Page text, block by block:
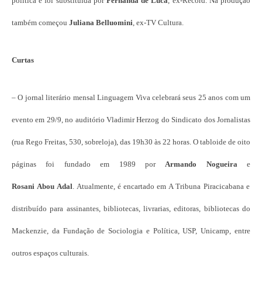
também começou Juliana Belluomini , ex-TV Cultura.
Curtas
– O jornal literário mensal Linguagem Viva celebrará seus 25 anos com um
evento em 29/9, no auditório Vladimir Herzog do Sindicato dos Jornalistas
(rua Rego Freitas, 530, sobreloja), das 19h30 às 22 horas. O tabloide de oito
páginas foi fundado em 1989 por Armando Nogueira e
Rosani Abou Adal . Atualmente, é encartado em A Tribuna Piracicabana e
distribuído para assinantes, bibliotecas, livrarias, editoras, bibliotecas do
Mackenzie, da Fundação de Sociologia e Política, USP, Unicamp, entre
outros espaços culturais.